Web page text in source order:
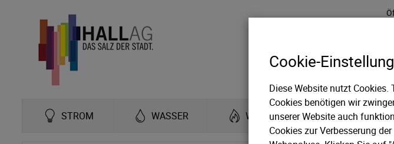
STROM WASSER WÄRME KÄLTE
Cookie-
Diese Website nutzt
Cookies benötigen wir
unserer Website auch
Cookies zur Verbesserung